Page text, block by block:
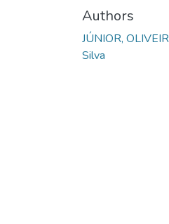
Authors
JÚNIOR,
Silva